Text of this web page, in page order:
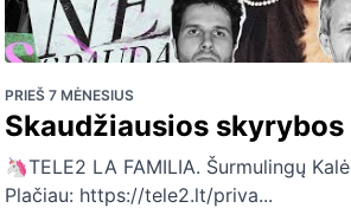
PRIEŠ 7 MĖNESIUS
Skaudžiausios
🦄TELE2 LA FAMILIA. Šurmulingų
Plačiau: https://tele2.lt/priva...